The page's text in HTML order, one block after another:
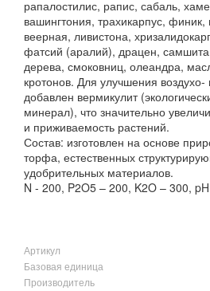
рапалостилис, рапис, сабаль,
вашингтония, трахикарпус,
веерная, ливистона,
фатсий (аралий), драцен,
дерева, смоковниц, олеандра,
кротонов. Для улучшения воздухо-
добавлен вермикулит
минерал), что значительно
и приживаемость растений.
Состав: изготовлен на основе
торфа, естественных
удобрительных материалов.
N - 200, P2O5 – 200, K2O – 300,
Артикул
Базовая единица
Производитель